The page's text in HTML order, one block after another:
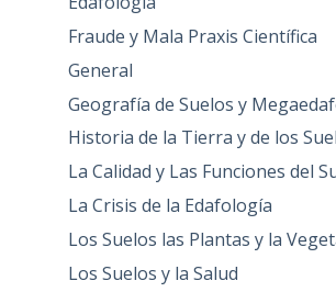
Fraude y Mala Praxis Científica
General
Geografía de Suelos y
Historia de la Tierra y de los
La Calidad y Las Funciones del
La Crisis de la Edafología
Los Suelos las Plantas y la
Los Suelos y la Salud